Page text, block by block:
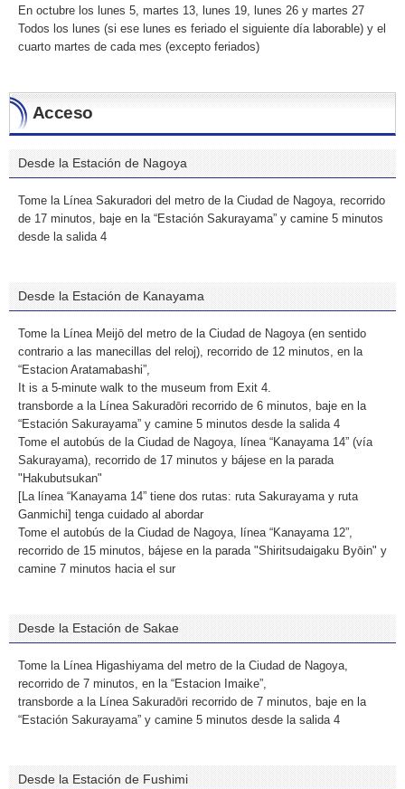
En octubre los lunes 5, martes 13, lunes 19, lunes 26 y martes 27
Todos los lunes (si ese lunes es feriado el siguiente día laborable) y el
cuarto martes de cada mes (excepto feriados)
Acceso
Desde la Estación de Nagoya
Tome la Línea Sakuradori del metro de la Ciudad de Nagoya, recorrido
de 17 minutos, baje en la “Estación Sakurayama” y camine 5 minutos
desde la salida 4
Desde la Estación de Kanayama
Tome la Línea Meijō del metro de la Ciudad de Nagoya (en sentido
contrario a las manecillas del reloj), recorrido de 12 minutos, en la
“Estacion Aratamabashi”,
It is a 5-minute walk to the museum from Exit 4.
transborde a la Línea Sakuradōri recorrido de 6 minutos, baje en la
“Estación Sakurayama” y camine 5 minutos desde la salida 4
Tome el autobús de la Ciudad de Nagoya, línea “Kanayama 14” (vía
Sakurayama), recorrido de 17 minutos y bájese en la parada
"Hakubutsukan"
[La línea “Kanayama 14” tiene dos rutas: ruta Sakurayama y ruta
Ganmichi] tenga cuidado al abordar
Tome el autobús de la Ciudad de Nagoya, línea “Kanayama 12”,
recorrido de 15 minutos, bájese en la parada "Shiritsudaigaku Byōin" y
camine 7 minutos hacia el sur
Desde la Estación de Sakae
Tome la Línea Higashiyama del metro de la Ciudad de Nagoya,
recorrido de 7 minutos, en la “Estacion Imaike”,
transborde a la Línea Sakuradōri recorrido de 7 minutos, baje en la
“Estación Sakurayama” y camine 5 minutos desde la salida 4
Desde la Estación de Fushimi